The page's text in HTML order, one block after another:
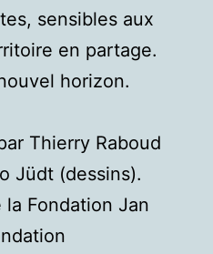
sensibles aux
en partage.
horizon.
Thierry Raboud
Jüdt (dessins).
Fondation Jan